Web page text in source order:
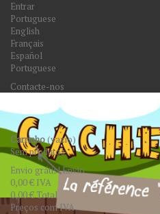
Entrar
Portuguese
English
Français
Español
Portuguese
Contacte-nos
Carrinho(vazio)
Sem produtos
Envio grátis!Envio
0,00 € IVA
0,00 €Total
Preços com IVA